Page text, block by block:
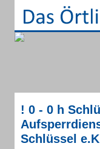
! 0 - 0 h
Schlüssel